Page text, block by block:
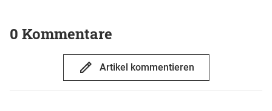
0 Kommentare
Artikel kommentieren